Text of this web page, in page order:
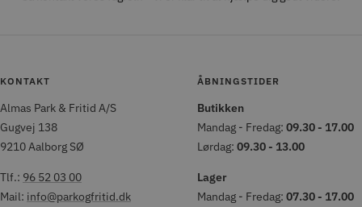
KONTAKT
Almas Park & Fritid A/S
Gugvej 138
9210 Aalborg SØ
Tlf.: 96 52 03 00
Mail: info@parkogfritid.dk
ÅBNINGSTIDER
Butikken
Mandag - Fredag: 09.30 - 17.00
Lørdag: 09.30 - 13.00
Lager
Mandag - Fredag: 07.30 - 17.00